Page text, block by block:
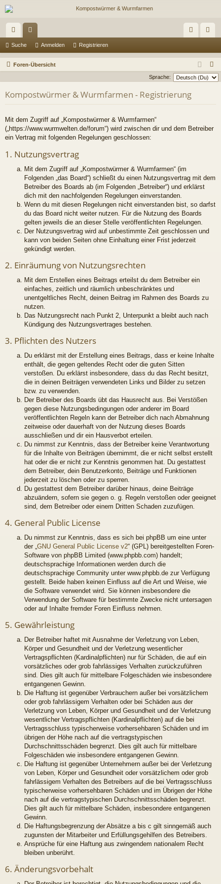
ch
ne
riff
en m
el
n
ist
rie
n
Suche Anmelden Registrieren
Foren-Übersicht
u
Sprache:
Kompostwürmer & Wurmfarmen - Registrierung
Mit dem Zugriff auf „Kompostwürmer & Wurmfarmen“
(„https://www.wurmwelten.de/forum“) wird zwischen dir und dem Betreiber
ein Vertrag mit folgenden Regelungen geschlossen:
1. Nutzungsvertrag
Mit dem Zugriff auf „Kompostwürmer & Wurmfarmen“ (im
Folgenden „das Board“) schließt du einen Nutzungsvertrag mit dem
Betreiber des Boards ab (im Folgenden „Betreiber“) und erklärst
dich mit den nachfolgenden Regelungen einverstanden.
Wenn du mit diesen Regelungen nicht einverstanden bist, so darfst
du das Board nicht weiter nutzen. Für die Nutzung des Boards
gelten jeweils die an dieser Stelle veröffentlichten Regelungen.
Der Nutzungsvertrag wird auf unbestimmte Zeit geschlossen und
kann von beiden Seiten ohne Einhaltung einer Frist jederzeit
gekündigt werden.
2. Einräumung von Nutzungsrechten
Mit dem Erstellen eines Beitrags erteilst du dem Betreiber ein
einfaches, zeitlich und räumlich unbeschränktes und
unentgeltliches Recht, deinen Beitrag im Rahmen des Boards zu
nutzen.
Das Nutzungsrecht nach Punkt 2, Unterpunkt a bleibt auch nach
Kündigung des Nutzungsvertrages bestehen.
3. Pflichten des Nutzers
Du erklärst mit der Erstellung eines Beitrags, dass er keine Inhalte
enthält, die gegen geltendes Recht oder die guten Sitten
verstoßen. Du erklärst insbesondere, dass du das Recht besitzt,
die in deinen Beiträgen verwendeten Links und Bilder zu setzen
bzw. zu verwenden.
Der Betreiber des Boards übt das Hausrecht aus. Bei Verstößen
gegen diese Nutzungsbedingungen oder anderer im Board
veröffentlichten Regeln kann der Betreiber dich nach Abmahnung
zeitweise oder dauerhaft von der Nutzung dieses Boards
ausschließen und dir ein Hausverbot erteilen.
Du nimmst zur Kenntnis, dass der Betreiber keine Verantwortung
für die Inhalte von Beiträgen übernimmt, die er nicht selbst erstellt
hat oder die er nicht zur Kenntnis genommen hat. Du gestattest
dem Betreiber, dein Benutzerkonto, Beiträge und Funktionen
jederzeit zu löschen oder zu sperren.
Du gestattest dem Betreiber darüber hinaus, deine Beiträge
abzuändern, sofern sie gegen o. g. Regeln verstoßen oder geeignet
sind, dem Betreiber oder einem Dritten Schaden zuzufügen.
4. General Public License
Du nimmst zur Kenntnis, dass es sich bei phpBB um eine unter
der „GNU General Public License v2“ (GPL) bereitgestellten Foren-
Software von phpBB Limited (www.phpbb.com) handelt;
deutschsprachige Informationen werden durch die
deutschsprachige Community unter www.phpbb.de zur Verfügung
gestellt. Beide haben keinen Einfluss auf die Art und Weise, wie
die Software verwendet wird. Sie können insbesondere die
Verwendung der Software für bestimmte Zwecke nicht untersagen
oder auf Inhalte fremder Foren Einfluss nehmen.
5. Gewährleistung
Der Betreiber haftet mit Ausnahme der Verletzung von Leben,
Körper und Gesundheit und der Verletzung wesentlicher
Vertragspflichten (Kardinalpflichten) nur für Schäden, die auf ein
vorsätzliches oder grob fahrlässiges Verhalten zurückzuführen
sind. Dies gilt auch für mittelbare Folgeschäden wie insbesondere
entgangenen Gewinn.
Die Haftung ist gegenüber Verbrauchern außer bei vorsätzlichem
oder grob fahrlässigem Verhalten oder bei Schäden aus der
Verletzung von Leben, Körper und Gesundheit und der Verletzung
wesentlicher Vertragspflichten (Kardinalpflichten) auf die bei
Vertragsschluss typischerweise vorhersehbaren Schäden und im
übrigen der Höhe nach auf die vertragstypischen
Durchschnittsschäden begrenzt. Dies gilt auch für mittelbare
Folgeschäden wie insbesondere entgangenen Gewinn.
Die Haftung ist gegenüber Unternehmern außer bei der Verletzung
von Leben, Körper und Gesundheit oder vorsätzlichem oder grob
fahrlässigem Verhalten des Betreibers auf die bei Vertragsschluss
typischerweise vorhersehbaren Schäden und im Übrigen der Höhe
nach auf die vertragstypischen Durchschnittsschäden begrenzt.
Dies gilt auch für mittelbare Schäden, insbesondere entgangenen
Gewinn.
Die Haftungsbegrenzung der Absätze a bis c gilt sinngemäß auch
zugunsten der Mitarbeiter und Erfüllungsgehilfen des Betreibers.
Ansprüche für eine Haftung aus zwingendem nationalem Recht
bleiben unberührt.
6. Änderungsvorbehalt